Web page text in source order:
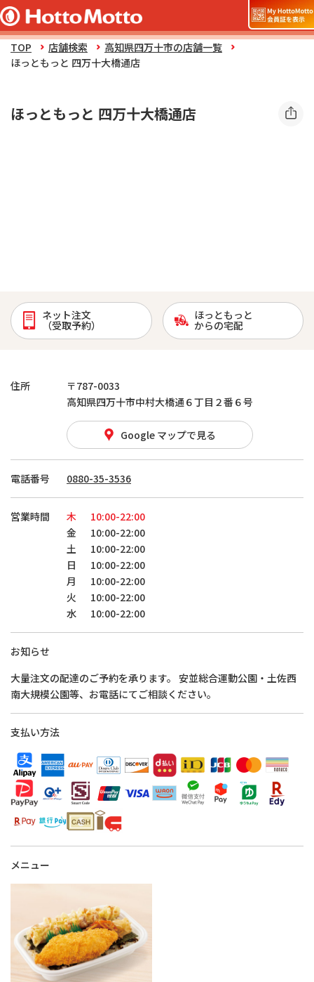
TOP 店舗検索
高知県四万十市の店舗一覧
ほっともっと 四万十大橋通店
ほっともっと 四万十大橋通店
ネット注文
（受取予約）
ほっともっと
からの宅配
住所
〒787-0033
高知県四万十市中村大橋通６丁目２番６号
Google マップで見る
電話番号 0880-35-3536
営業時間 木
10:00-22:00
金
10:00-22:00
土
10:00-22:00
日
10:00-22:00
月
10:00-22:00
火
10:00-22:00
水
10:00-22:00
お知らせ
大量注文の配達のご予約を承ります。 安並総合運動公園・土佐西
南大規模公園等、お電話にてご相談ください。
支払い方法
メニュー